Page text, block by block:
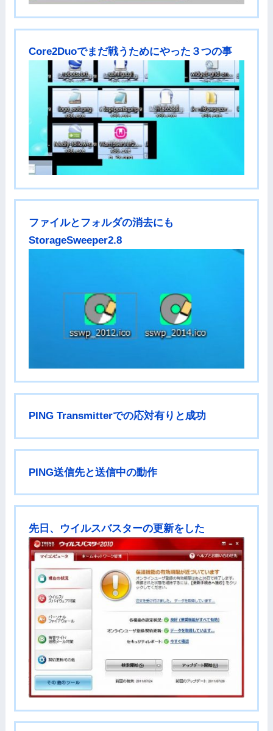
Core2Duoでまだ戦うためにやった３つの事
ファイルとフォルダの消去にも
StorageSweeper2.8
PING Transmitterでの応対有りと成功
PING送信先と送信中の動作
先日、ウイルスバスターの更新をした